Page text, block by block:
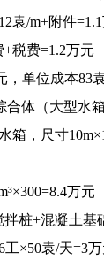
袁/m+附件
税费=1.2万元
，单位成本83
体（大型水箱
箱，尺寸
万元
桩+混凝土基
×50袁/天=3